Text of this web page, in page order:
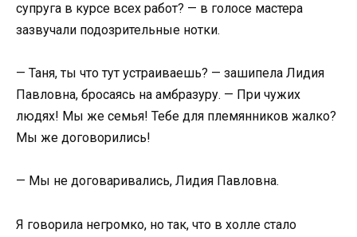
супруга в курсе всех работ? — в голосе мастера
зазвучали подозрительные нотки.
— Таня, ты что тут устраиваешь? — зашипела Лидия
Павловна, бросаясь на амбразуру. — При чужих
людях! Мы же семья! Тебе для племянников жалко?
Мы же договорились!
— Мы не договаривались, Лидия Павловна.
Я говорила негромко, но так, что в холле стало